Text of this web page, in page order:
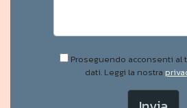
Proseguendo acconsenti al
dati. Leggi la nostra